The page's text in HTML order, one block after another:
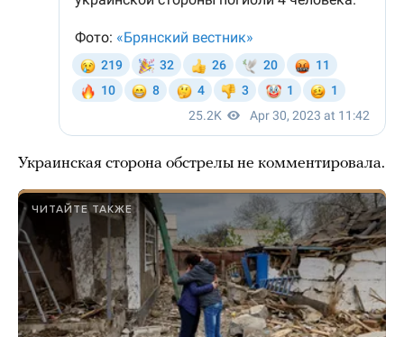
Украинская сторона обстрелы не комментировала.
ЧИТАЙТЕ ТАКЖЕ